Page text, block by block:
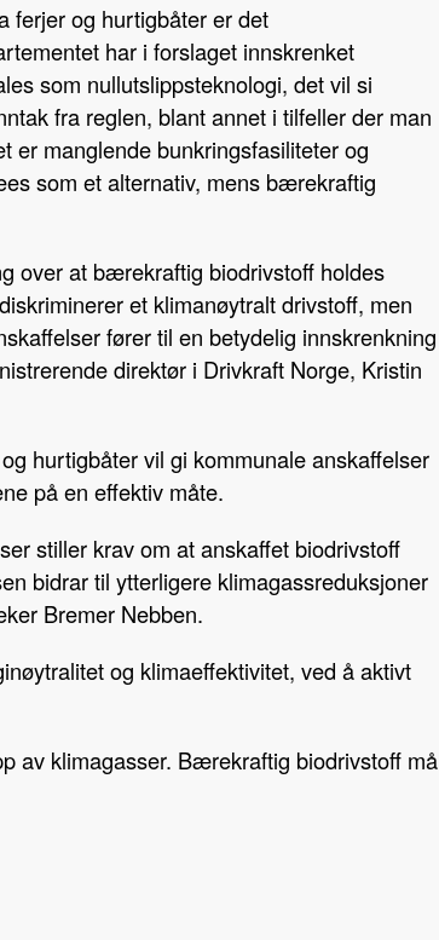
k
n
ferjer og hurtigbåter er det
har i forslaget innskrenket
som nullutslippsteknologi, det vil si
fra reglen, blant annet i tilfeller der man
er manglende bunkringsfasiliteter og
som et alternativ, mens bærekraftig
over at bærekraftig biodrivstoff holdes
et klimanøytralt drivstoff, men
fører til en betydelig innskrenkning
direktør i Drivkraft Norge, Kristin
hurtigbåter vil gi kommunale anskaffelser
på en effektiv måte.
stiller krav om at anskaffet biodrivstoff
bidrar til ytterligere klimagassreduksjoner
Bremer Nebben.
og klimaeffektivitet, ved å aktivt
av klimagasser. Bærekraftig biodrivstoff må